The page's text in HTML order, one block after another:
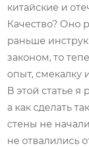
китайские и
Качество? Оно
раньше
законом, то
опыт, смекалку
В этой статье я
а как сделать
стены не
не отвалились